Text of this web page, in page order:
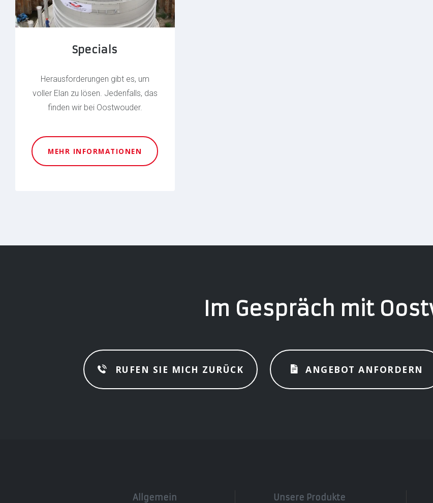
Specials
Herausforderungen gibt es, um
voller Elan zu lösen. Jedenfalls, das
finden wir bei Oostwouder.
MEHR INFORMATIONEN
Im Gespräch mit
RUFEN SIE MICH ZURÜCK ANGEBOT ANFORDERN
Allgemein Unsere Produkte